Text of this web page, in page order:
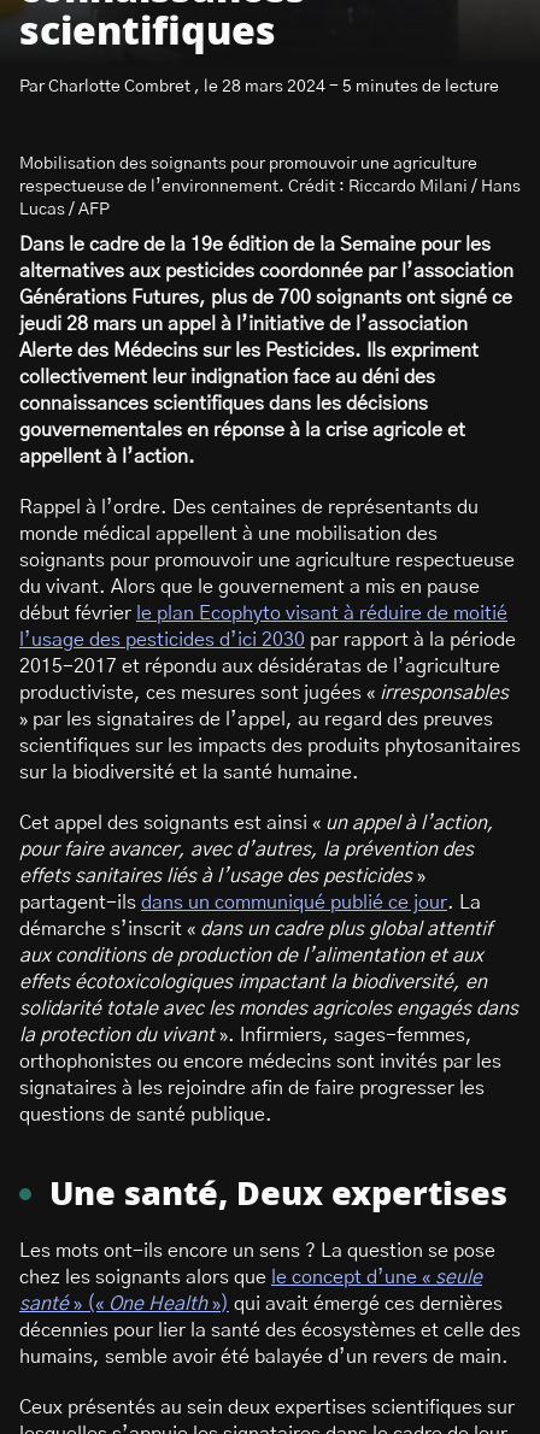
scientifiques
Par Charlotte Combret , le 28 mars 2024 - 5 minutes de lecture
Mobilisation des soignants pour promouvoir une agriculture
respectueuse de l’environnement. Crédit : Riccardo Milani / Hans
Lucas / AFP
Dans le cadre de la 19e édition de la Semaine pour les
alternatives aux pesticides coordonnée par l’association
Générations Futures, plus de 700 soignants ont signé ce
jeudi 28 mars un appel à l’initiative de l’association
Alerte des Médecins sur les Pesticides. Ils expriment
collectivement leur indignation face au déni des
connaissances scientifiques dans les décisions
gouvernementales en réponse à la crise agricole et
appellent à l’action.
Rappel à l’ordre. Des centaines de représentants du
monde médical appellent à une mobilisation des
soignants pour promouvoir une agriculture respectueuse
du vivant. Alors que le gouvernement a mis en pause
début février le plan Ecophyto visant à réduire de moitié
l’usage des pesticides d’ici 2030 par rapport à la période
2015-2017 et répondu aux désidératas de l’agriculture
productiviste, ces mesures sont jugées « irresponsables
» par les signataires de l’appel, au regard des preuves
scientifiques sur les impacts des produits phytosanitaires
sur la biodiversité et la santé humaine.
Cet appel des soignants est ainsi « un appel à l’action,
pour faire avancer, avec d’autres, la prévention des
effets sanitaires liés à l’usage des pesticides»
partagent-ils dans un communiqué publié ce jour. La
démarche s’inscrit « dans un cadre plus global attentif
aux conditions de production de l’alimentation et aux
effets écotoxicologiques impactant la biodiversité, en
solidarité totale avec les mondes agricoles engagés dans
la protection du vivant». Infirmiers, sages-femmes,
orthophonistes ou encore médecins sont invités par les
signataires à les rejoindre afin de faire progresser les
questions de santé publique.
Une santé, Deux expertises
Les mots ont-ils encore un sens ? La question se pose
chez les soignants alors que le concept d’une « seule
santé» (« One Health») qui avait émergé ces dernières
décennies pour lier la santé des écosystèmes et celle des
humains, semble avoir été balayée d’un revers de main.
Ceux présentés au sein deux expertises scientifiques sur
S’abonner à la newsletter